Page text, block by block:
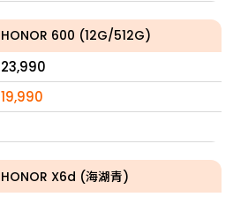
HONOR 600 (12G/512G)
23,990
19,990
HONOR X6d (海湖青)